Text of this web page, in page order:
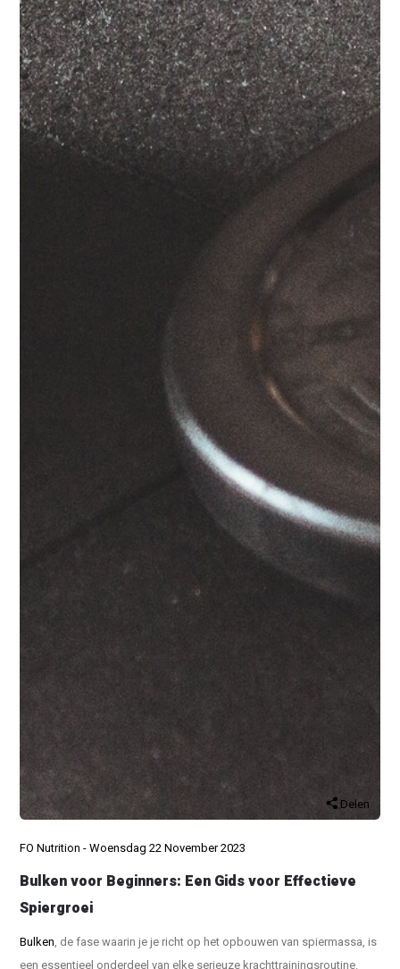
Delen
FO Nutrition - Woensdag 22 November 2023
Bulken voor Beginners: Een Gids voor Effectieve
Spiergroei
Bulken , de fase waarin je je richt op het opbouwen van spiermassa, is
een essentieel onderdeel van elke serieuze krachttrainingsroutine.